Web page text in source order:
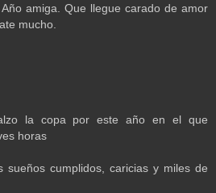
amiga. Que llegue carado de amor
mucho.
la copa por este año en el que
horas
sueños cumplidos, caricias y miles de